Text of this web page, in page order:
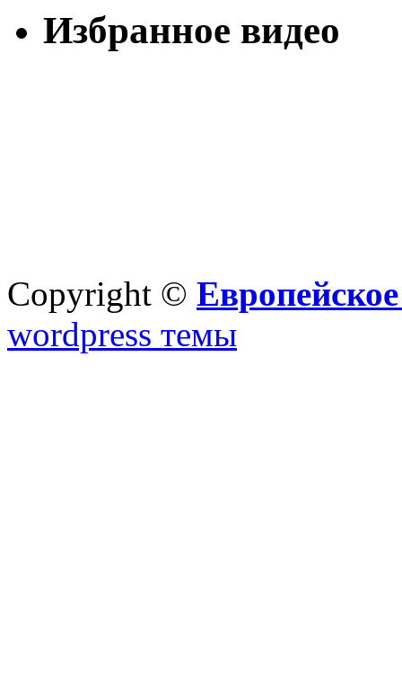
Избранное видео
Copyright ©
wordpress темы